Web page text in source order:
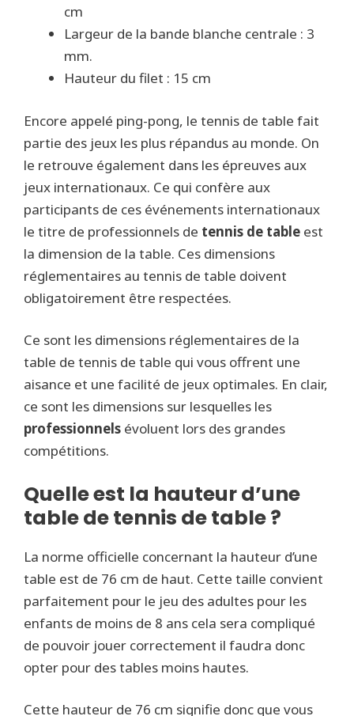
cm
Largeur de la bande blanche centrale : 3
mm.
Hauteur du filet : 15 cm
Encore appelé ping-pong, le tennis de table fait
partie des jeux les plus répandus au monde. On
le retrouve également dans les épreuves aux
jeux internationaux. Ce qui confère aux
participants de ces événements internationaux
le titre de professionnels de tennis de table est
la dimension de la table. Ces dimensions
réglementaires au tennis de table doivent
obligatoirement être respectées.
Ce sont les dimensions réglementaires de la
table de tennis de table qui vous offrent une
aisance et une facilité de jeux optimales. En clair,
ce sont les dimensions sur lesquelles les
professionnels évoluent lors des grandes
compétitions.
Quelle est la hauteur d’une
table de tennis de table ?
La norme officielle concernant la hauteur d’une
table est de 76 cm de haut. Cette taille convient
parfaitement pour le jeu des adultes pour les
enfants de moins de 8 ans cela sera compliqué
de pouvoir jouer correctement il faudra donc
opter pour des tables moins hautes.
Cette hauteur de 76 cm signifie donc que vous